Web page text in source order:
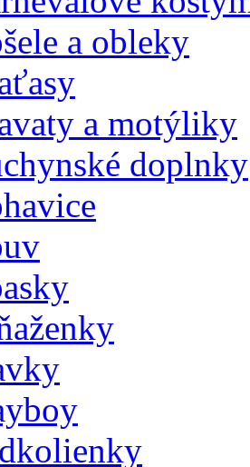
a obleky
a motýliky
doplnky